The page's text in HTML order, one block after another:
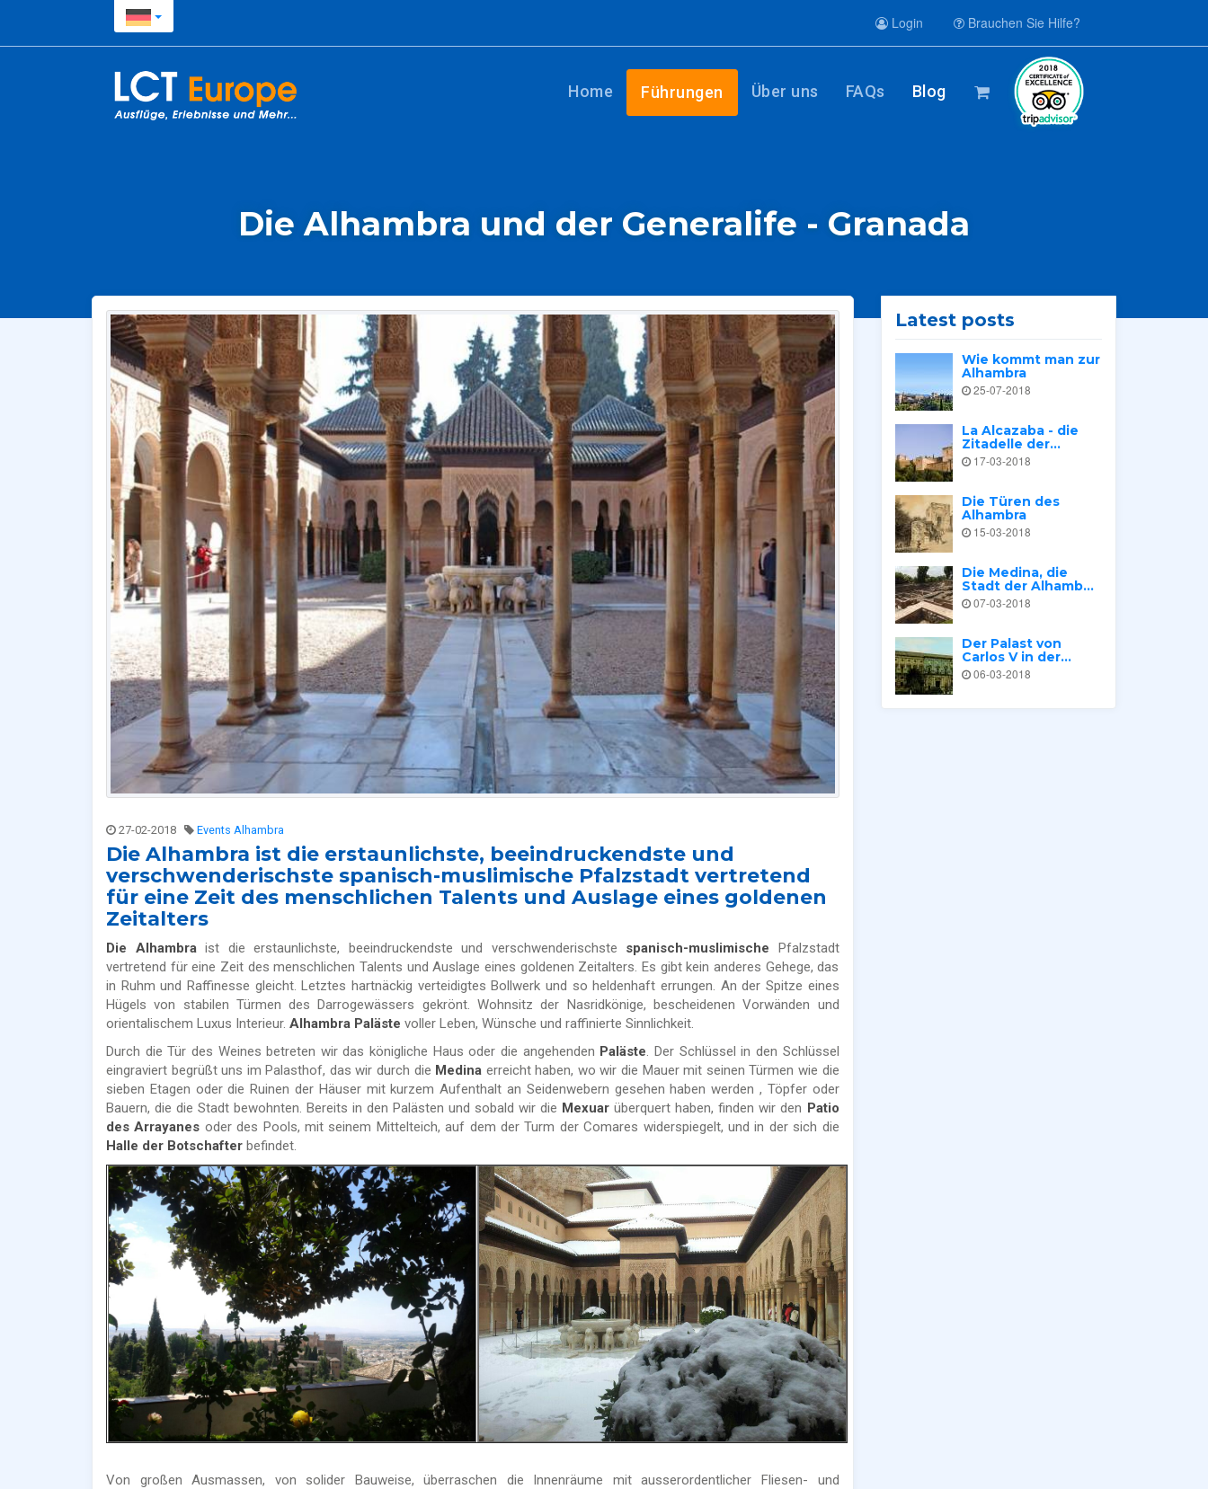
Login Brauchen Sie Hilfe?
Home Führungen Über uns FAQs Blog
Die Alhambra und der Generalife - Granada
27-02-2018 Events Alhambra
Die Alhambra ist die erstaunlichste, beeindruckendste und
verschwenderischste spanisch-muslimische Pfalzstadt vertretend
für eine Zeit des menschlichen Talents und Auslage eines goldenen
Zeitalters
Die Alhambra ist die erstaunlichste, beeindruckendste und verschwenderischste spanisch-muslimische Pfalzstadt
vertretend für eine Zeit des menschlichen Talents und Auslage eines goldenen Zeitalters. Es gibt kein anderes Gehege, das
in Ruhm und Raffinesse gleicht. Letztes hartnäckig verteidigtes Bollwerk und so heldenhaft errungen. An der Spitze eines
Hügels von stabilen Türmen des Darrogewässers gekrönt. Wohnsitz der Nasridkönige, bescheidenen Vorwänden und
orientalischem Luxus Interieur. Alhambra Paläste voller Leben, Wünsche und raffinierte Sinnlichkeit.
Durch die Tür des Weines betreten wir das königliche Haus oder die angehenden Paläste . Der Schlüssel in den Schlüssel
eingraviert begrüßt uns im Palasthof, das wir durch die Medina erreicht haben, wo wir die Mauer mit seinen Türmen wie die
sieben Etagen oder die Ruinen der Häuser mit kurzem Aufenthalt an Seidenwebern gesehen haben werden , Töpfer oder
Bauern, die die Stadt bewohnten. Bereits in den Palästen und sobald wir die Mexuar überquert haben, finden wir den Patio
des Arrayanes oder des Pools, mit seinem Mittelteich, auf dem der Turm der Comares widerspiegelt, und in der sich die
Halle der Botschafter befindet.
Von großen Ausmassen, von solider Bauweise, überraschen die Innenräume mit ausserordentlicher Fliesen- und
Latest posts
Wie kommt man zur
Alhambra
25-07-2018
La Alcazaba - die
Zitadelle der...
17-03-2018
Die Türen des
Alhambra
15-03-2018
Die Medina, die
Stadt der Alhamb...
07-03-2018
Der Palast von
Carlos V in der...
06-03-2018